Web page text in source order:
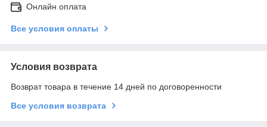
Онлайн оплата
Все условия оплаты
Условия возврата
Возврат товара в течение 14 дней по договоренности
Все условия возврата